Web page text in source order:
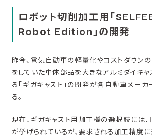
ロボット切削加工用「
Robot Edition」の開発
昨今、電気自動車の軽量化やコストダウン
をしていた車体部品を大きなアルミダイキ
る「ギガキャスト」の開発が各自動車メー
る。
現在、ギガキャスト用加工機の選択肢には
が挙げられているが、要求される加工精度